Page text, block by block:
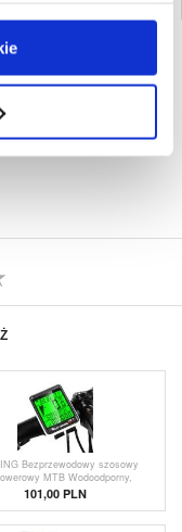
Bezprzewodowy szosowy
MTB Wodoodporny,
ekran Prędkościomierz
101,00 PLN